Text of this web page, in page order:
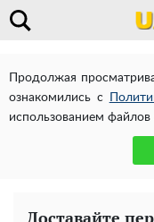
Продолжая
ознакомились с
использованием файлов
Доставайте